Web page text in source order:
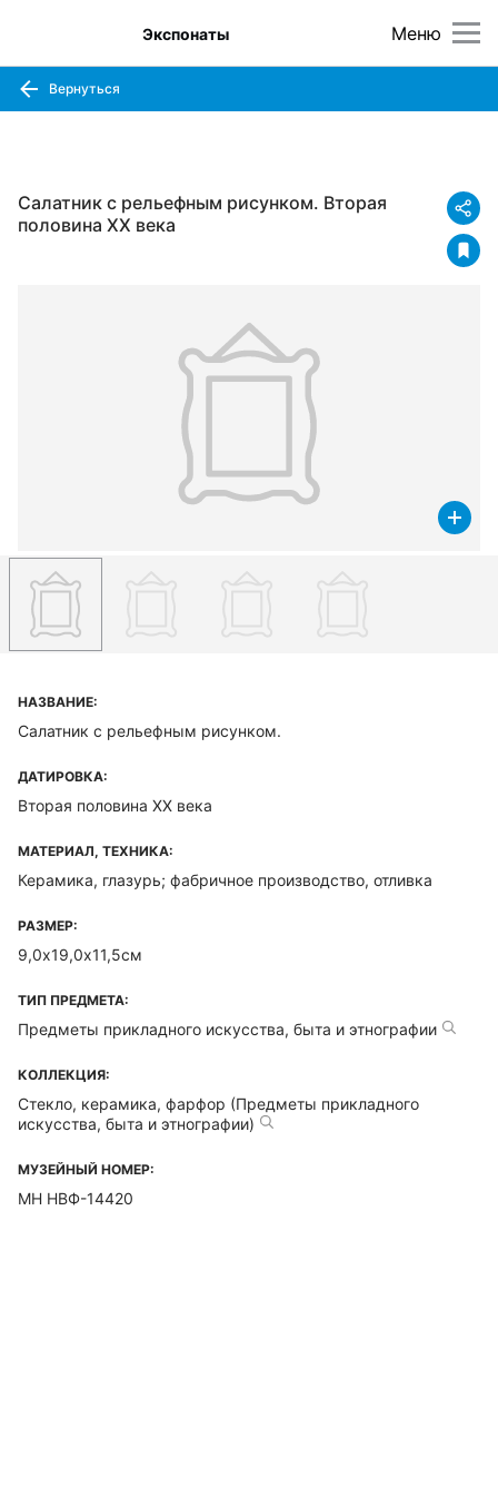
Меню
Экспонаты
Вернуться
Салатник с рельефным рисунком. Вторая
половина XX века
НАЗВАНИЕ:
Салатник с рельефным рисунком.
ДАТИРОВКА:
Вторая половина XX века
МАТЕРИАЛ, ТЕХНИКА:
Керамика, глазурь; фабричное производство, отливка
РАЗМЕР:
9,0х19,0х11,5см
ТИП ПРЕДМЕТА:
Предметы прикладного искусства, быта и этнографии
КОЛЛЕКЦИЯ:
Стекло, керамика, фарфор (Предметы прикладного
искусства, быта и этнографии)
МУЗЕЙНЫЙ НОМЕР:
МН НВФ-14420